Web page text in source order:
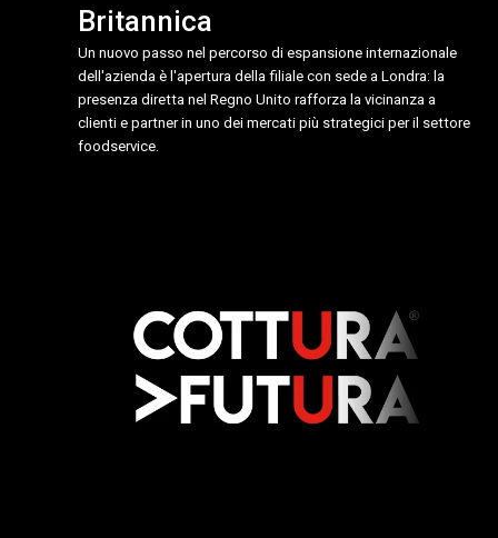
Britannica
Un nuovo passo nel percorso di espansione internazionale
dell'azienda è l'apertura della filiale con sede a Londra: la
presenza diretta nel Regno Unito rafforza la vicinanza a
clienti e partner in uno dei mercati più strategici per il settore
foodservice.